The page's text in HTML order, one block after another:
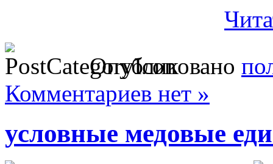
Опубликовано
Комментариев нет »
условные медовые